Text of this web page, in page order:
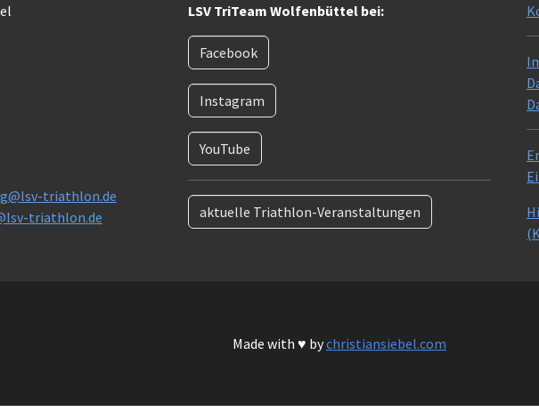
triathlon.de
triathlon.de
LSV TriTeam Wolfenbüttel bei:
Facebook
Instagram
YouTube
aktuelle Triathlon-Veranstaltungen
Made with ♥ bychristiansiebel.com